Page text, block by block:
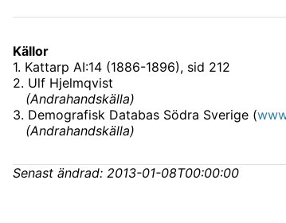
Källor
1. Kattarp AI:14 (1886-1896), sid 212
2. Ulf Hjelmqvist
(Andrahandskälla)
3. Demografisk Databas Södra Sverige (
(Andrahandskälla)
Senast ändrad: 2013-01-08T00:00:00